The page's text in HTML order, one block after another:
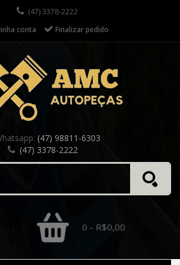
(47) 3378-2222
conta
Finalizar pedido
(47) 98811-6303
(47) 3378-2222
0 - R$0,00